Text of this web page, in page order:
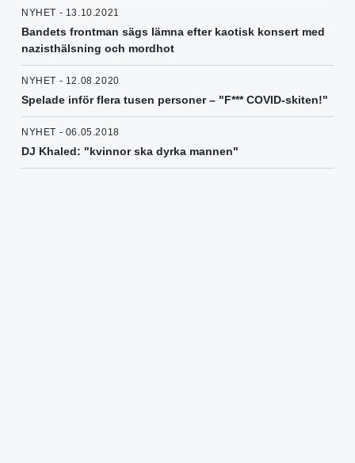
NYHET - 13.10.2021
Bandets frontman sägs lämna efter kaotisk konsert med
nazisthälsning och mordhot
NYHET - 12.08.2020
Spelade inför flera tusen personer – "F*** COVID-skiten!"
NYHET - 06.05.2018
DJ Khaled: "kvinnor ska dyrka mannen"